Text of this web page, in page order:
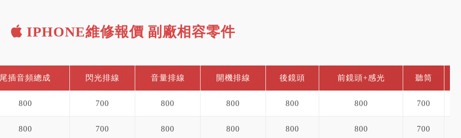
IPHONE維修報價 副廠相容零件
尾插音頻總成 閃光排線 音量排線 開機排線 後鏡頭 前鏡頭+感光 聽筒
800 700 800 800 800 800 700
800 700 800 800 800 800 700